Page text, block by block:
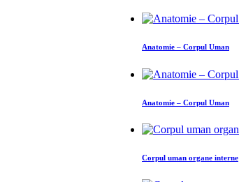
Anatomie – Corpul Uman
Anatomie – Corpul Uman
Corpul uman organe interne